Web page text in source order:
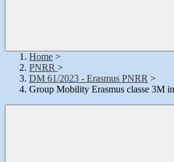
Home >
PNRR >
DM 61/2023 - Erasmus PNRR >
Group Mobility Erasmus classe 3M